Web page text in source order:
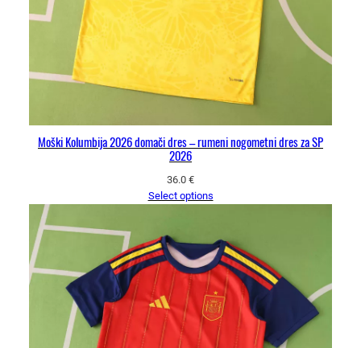
Moški Kolumbija 2026 domači dres – rumeni nogometni dres za SP
2026
36.0 €
Select options